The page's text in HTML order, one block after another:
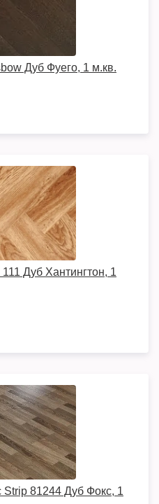
Дуб Фуего, 1 м.кв.
Дуб Хантингтон, 1
81244 Дуб Фокс, 1